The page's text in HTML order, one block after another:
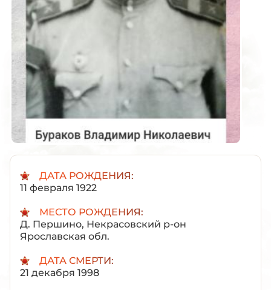
ДАТА РОЖДЕНИЯ:
11 февраля 1922
МЕСТО РОЖДЕНИЯ:
Д. Першино, Некрасовский р-он
Ярославская обл.
ДАТА СМЕРТИ:
21 декабря 1998